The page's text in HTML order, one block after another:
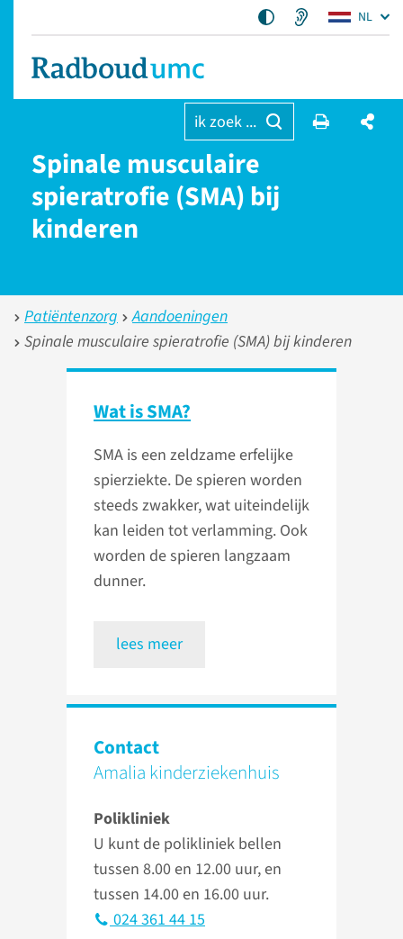
NL
ik zoek ...
Spinale musculaire
spieratrofie (SMA) bij
kinderen
Patiëntenzorg
Aandoeningen
Spinale musculaire spieratrofie (SMA) bij kinderen
Wat is SMA?
SMA is een zeldzame erfelijke
spierziekte. De spieren worden
steeds zwakker, wat uiteindelijk
kan leiden tot verlamming. Ook
worden de spieren langzaam
dunner.
lees meer
Contact
Amalia kinderziekenhuis
Polikliniek
U kunt de polikliniek bellen
tussen 8.00 en 12.00 uur, en
tussen 14.00 en 16.00 uur.
024 361 44 15